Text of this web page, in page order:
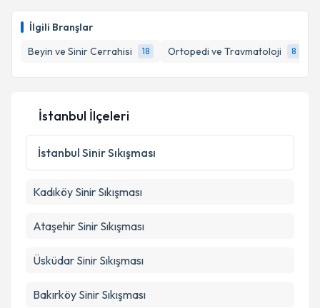
İlgili Branşlar
Beyin ve Sinir Cerrahisi
18 Ortopedi ve Travmatoloji 8
E-posta Adresiniz
Metni'ni okudum ve kişisel verilerimin belirtilen
kapsamda işlenmesini kabul ediyorum.
Takvim Talebini Gönder
İstanbul İlçeleri
İstanbul Sinir Sıkışması
Kadıköy Sinir Sıkışması
Ataşehir Sinir Sıkışması
Üsküdar Sinir Sıkışması
Bakırköy Sinir Sıkışması